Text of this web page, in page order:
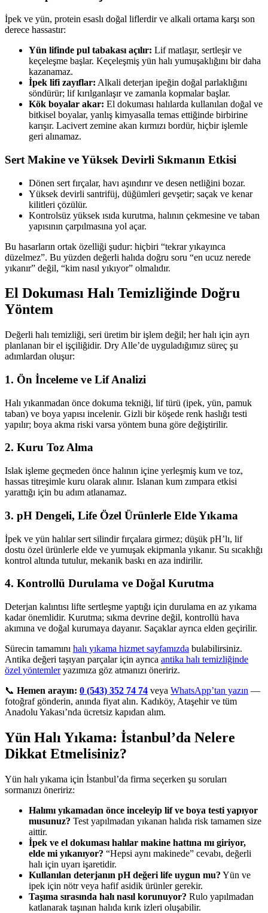
İpek ve yün, protein esaslı doğal liflerdir ve alkali ortama karşı son
derece hassastır:
Yün lifinde pul tabakası açılır: Lif matlaşır, sertleşir ve
keçeleşme başlar. Keçeleşmiş yün halı yumuşaklığını bir daha
kazanamaz.
İpek lifi zayıflar: Alkali deterjan ipeğin doğal parlaklığını
söndürür; lif kırılganlaşır ve zamanla kopmalar başlar.
Kök boyalar akar: El dokuması halılarda kullanılan doğal ve
bitkisel boyalar, yanlış kimyasalla temas ettiğinde birbirine
karışır. Lacivert zemine akan kırmızı bordür, hiçbir işlemle
geri alınamaz.
Sert Makine ve Yüksek Devirli Sıkmanın Etkisi
Dönen sert fırçalar, havı aşındırır ve desen netliğini bozar.
Yüksek devirli santrifüj, düğümleri gevşetir; saçak ve kenar
kilitleri çözülür.
Kontrolsüz yüksek ısıda kurutma, halının çekmesine ve taban
yapısının çarpılmasına yol açar.
Bu hasarların ortak özelliği şudur: hiçbiri “tekrar yıkayınca
düzelmez”. Bu yüzden değerli halıda doğru soru “en ucuz nerede
yıkanır” değil, “kim nasıl yıkıyor” olmalıdır.
El Dokuması Halı Temizliğinde Doğru
Yöntem
Değerli halı temizliği, seri üretim bir işlem değil; her halı için ayrı
planlanan bir el işçiliğidir. Dry Alle’de uyguladığımız süreç şu
adımlardan oluşur:
1. Ön İnceleme ve Lif Analizi
Halı yıkanmadan önce dokuma tekniği, lif türü (ipek, yün, pamuk
taban) ve boya yapısı incelenir. Gizli bir köşede renk haslığı testi
yapılır; boya akma riski varsa yöntem buna göre değiştirilir.
2. Kuru Toz Alma
Islak işleme geçmeden önce halının içine yerleşmiş kum ve toz,
hassas titreşimle kuru olarak alınır. Islanan kum zımpara etkisi
yarattığı için bu adım atlanamaz.
3. pH Dengeli, Life Özel Ürünlerle Elde Yıkama
İpek ve yün halılar sert silindir fırçalara girmez; düşük pH’lı, lif
dostu özel ürünlerle elde ve yumuşak ekipmanla yıkanır. Su sıcaklığı
kontrol altında tutulur, mekanik baskı en aza indirilir.
4. Kontrollü Durulama ve Doğal Kurutma
Deterjan kalıntısı lifte sertleşme yaptığı için durulama en az yıkama
kadar önemlidir. Kurutma; sıkma devrine değil, kontrollü hava
akımına ve doğal kurumaya dayanır. Saçaklar ayrıca elden geçirilir.
Sürecin tamamını halı yıkama hizmet sayfamızda bulabilirsiniz.
Antika değeri taşıyan parçalar için ayrıca antika halı temizliğinde
özel yöntemleryazımıza göz atmanızı öneririz.
📞 Hemen arayın: 0 (543) 352 74 74 veya WhatsApp’tan yazın —
fotoğraf gönderin, anında fiyat alın. Kadıköy, Ataşehir ve tüm
Anadolu Yakası’nda ücretsiz kapıdan alım.
Yün Halı Yıkama: İstanbul’da Nelere
Dikkat Etmelisiniz?
Yün halı yıkama için İstanbul’da firma seçerken şu soruları
sormanızı öneririz:
Halımı yıkamadan önce inceleyip lif ve boya testi yapıyor
musunuz? Test yapılmadan yıkanan halıda risk tamamen size
aittir.
İpek ve el dokuması halılar makine hattına mı giriyor,
elde mi yıkanıyor? “Hepsi aynı makinede” cevabı, değerli
halı için uyarı işaretidir.
Kullanılan deterjanın pH değeri life uygun mu? Yün ve
ipek için nötr veya hafif asidik ürünler gerekir.
Taşıma sırasında halı nasıl korunuyor? Rulo yapılmadan
katlanarak taşınan halıda kırık izleri oluşabilir.